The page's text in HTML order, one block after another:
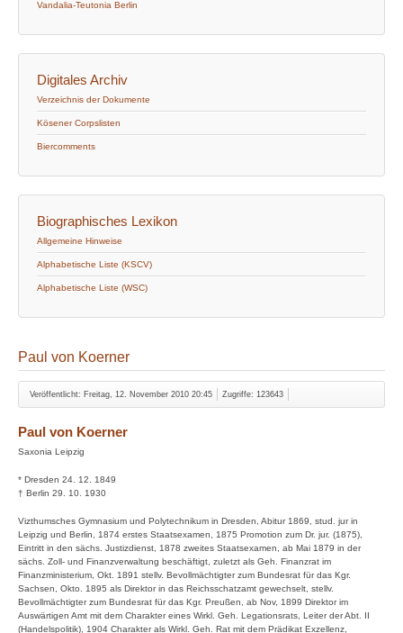
Vandalia-Teutonia Berlin
Digitales Archiv
Verzeichnis der Dokumente
Kösener Corpslisten
Biercomments
Biographisches Lexikon
Allgemeine Hinweise
Alphabetische Liste (KSCV)
Alphabetische Liste (WSC)
Paul von Koerner
Veröffentlicht: Freitag, 12. November 2010 20:45 Zugriffe: 123643
Paul von Koerner
Saxonia Leipzig
* Dresden 24. 12. 1849
† Berlin 29. 10. 1930
Vizthumsches Gymnasium und Polytechnikum in Dresden, Abitur 1869, stud. jur in
Leipzig und Berlin, 1874 erstes Staatsexamen, 1875 Promotion zum Dr. jur. (1875),
Eintritt in den sächs. Justizdienst, 1878 zweites Staatsexamen, ab Mai 1879 in der
sächs. Zoll- und Finanzverwaltung beschäftigt, zuletzt als Geh. Finanzrat im
Finanzministerium, Okt. 1891 stellv. Bevollmächtigter zum Bundesrat für das Kgr.
Sachsen, Okto. 1895 als Direktor in das Reichsschatzamt gewechselt, stellv.
Bevollmächtigter zum Bundesrat für das Kgr. Preußen, ab Nov, 1899 Direktor im
Auswärtigen Amt mit dem Charakter eines Wirkl. Geh. Legationsrats, Leiter der Abt. II
(Handelspolitik), 1904 Charakter als Wirkl. Geh. Rat mit dem Prädikat Exzellenz,